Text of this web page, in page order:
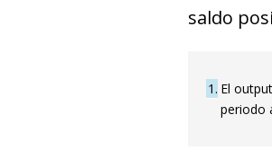
saldo
1 El
periodo